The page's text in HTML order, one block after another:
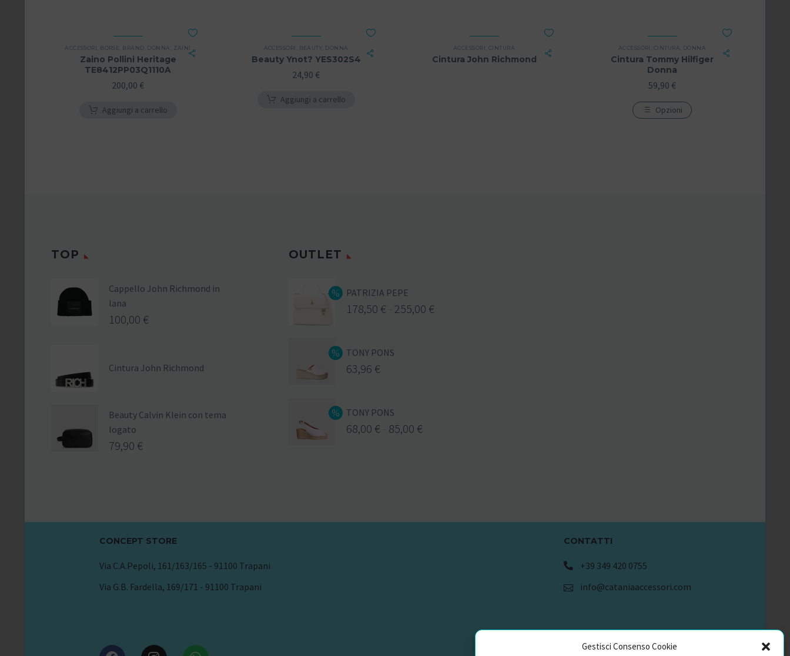
Gestisci Consenso Cookie
ACCESSORI BORSE BRAND DONNA ZAINI
Zaino Pollini Heritage
TE8412PP03Q1110A
200,00 €
Aggiungi a carrello
ACCESSORI BEAUTY DONNA
Beauty Ynot? YES302S4
24,90 €
Aggiungi a carrello
ACCESSORI CINTURA
Cintura John Richmond
ACCESSORI CINTURA DONNA
Cintura Tommy Hilfiger
Donna
59,90 €
Opzioni
TOP
Cappello John Richmond in
lana
100,00 €
Cintura John Richmond
Beauty Calvin Klein con tema
logato
79,90 €
OUTLET
PATRIZIA PEPE
178,50 € 255,00 €
TONY PONS
63,96 €
TONY PONS
68,00 € 85,00 €
CONCEPT STORE
Via C.A.Pepoli, 161/163/165 - 91100 Trapani
Via G.B. Fardella, 169/171 - 91100 Trapani
CONTATTI
+39 349 420 0755
info@cataniaaccessori.com